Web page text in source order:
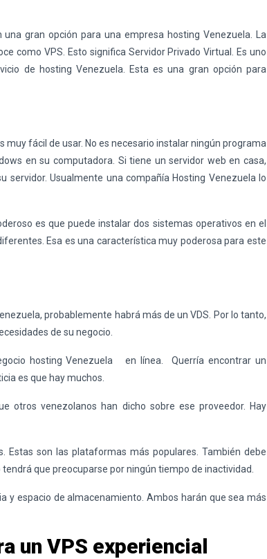
gran opción para una empresa hosting Venezuela . La
como VPS. Esto significa Servidor Privado Virtual. Es uno
de hosting Venezuela. Esta es una gran opción para
muy fácil de usar. No es necesario instalar ningún programa
en su computadora. Si tiene un servidor web en casa,
servidor. Usualmente una compañía Hosting Venezuela lo
es que puede instalar dos sistemas operativos en el
Esa es una característica muy poderosa para este
probablemente habrá más de un VDS. Por lo tanto,
de su negocio.
hosting Venezuela
en línea. Querría encontrar un
es que hay muchos.
otros venezolanos han dicho sobre ese proveedor. Hay
Estas son las plataformas más populares. También debe
que preocuparse por ningún tiempo de inactividad.
y espacio de almacenamiento. Ambos harán que sea más
un VPS experiencial